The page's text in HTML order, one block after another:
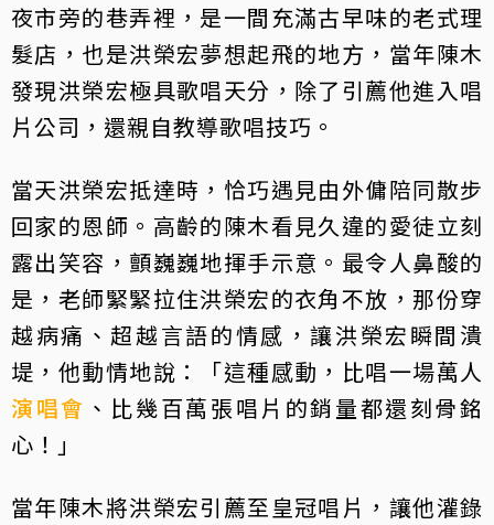
夜市旁的巷弄裡，是一間充滿古早味的老式理
髮店，也是洪榮宏夢想起飛的地方，當年陳木
發現洪榮宏極具歌唱天分，除了引薦他進入唱
片公司，還親自教導歌唱技巧。
當天洪榮宏抵達時，恰巧遇見由外傭陪同散步
回家的恩師。高齡的陳木看見久違的愛徒立刻
露出笑容，顫巍巍地揮手示意。最令人鼻酸的
是，老師緊緊拉住洪榮宏的衣角不放，那份穿
越病痛、超越言語的情感，讓洪榮宏瞬間潰
堤，他動情地說：「這種感動，比唱一場萬人
演唱會 、比幾百萬張唱片的銷量都還刻骨銘
心！」
當年陳木將洪榮宏引薦至皇冠唱片，讓他灌錄